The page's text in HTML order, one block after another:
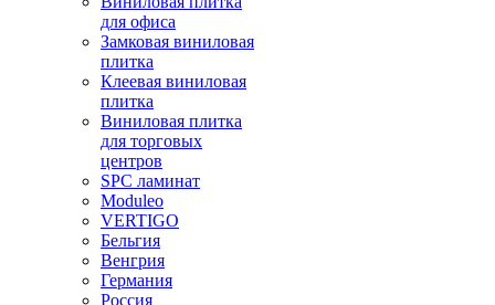
для офиса
Замковая виниловая
плитка
Клеевая виниловая
плитка
Виниловая плитка
для торговых
центров
SPC ламинат
Moduleo
VERTIGO
Бельгия
Венгрия
Германия
Россия